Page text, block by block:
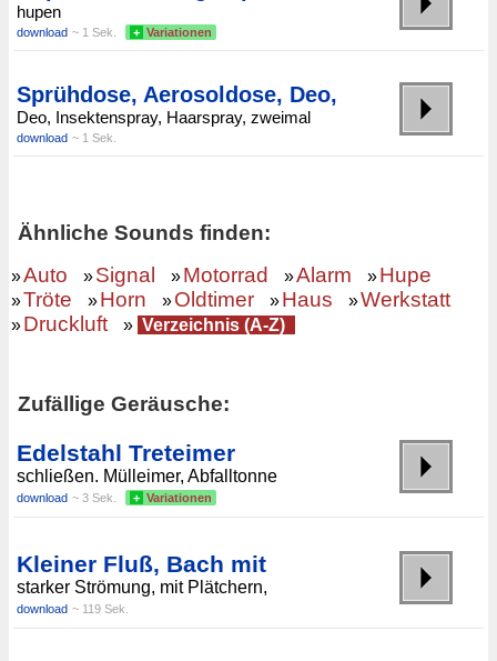
hupen
download ~ 1 Sek. + Variationen
Sprühdose, Aerosoldose, Deo,
Deo, Insektenspray, Haarspray, zweimal
download ~ 1 Sek.
Ähnliche Sounds finden:
»Auto »Signal »Motorrad »Alarm »Hupe
»Tröte »Horn »Oldtimer »Haus »Werkstatt
»Druckluft » Verzeichnis (A-Z)
Zufällige Geräusche:
Edelstahl Treteimer
schließen. Mülleimer, Abfalltonne
download ~ 3 Sek. + Variationen
Kleiner Fluß, Bach mit
starker Strömung, mit Plätchern,
download ~ 119 Sek.